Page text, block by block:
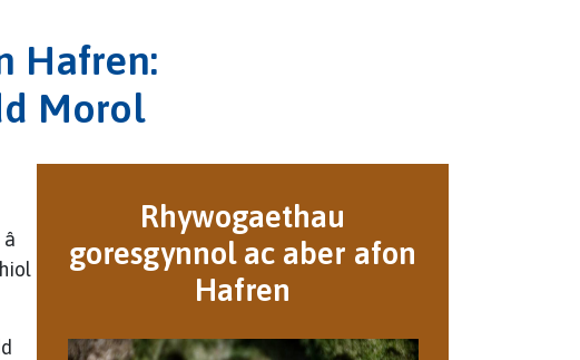
Hafren:
Morol
Rhywogaethau
goresgynnol ac aber afon
Hafren